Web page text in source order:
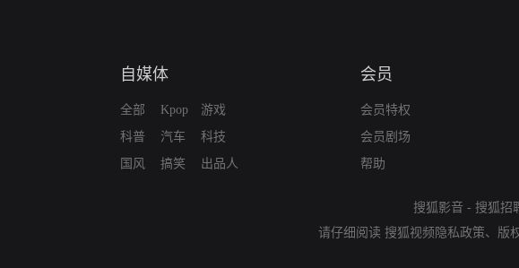
自媒体
全部
科普
国风
Kpop
汽车
搞笑
游戏
科技
出品人
会员
会员特权
会员剧场
帮助
搜狐影音 - 搜狐招
请仔细阅读 搜狐视频隐私政策、 版